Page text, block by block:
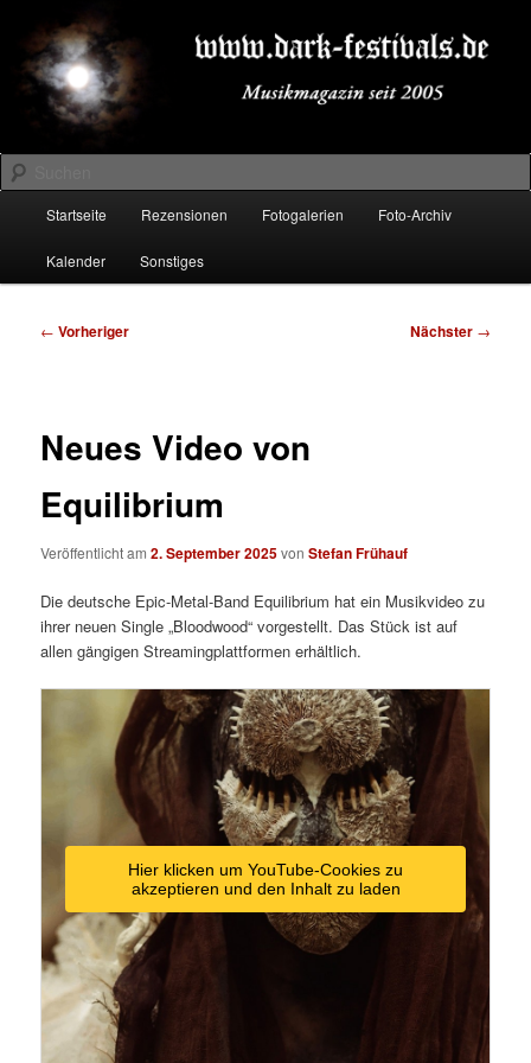
primären
Inhalt
springenDARK-FESTIVALS.DE
Suchen
Startseite Rezensionen Fotogalerien Foto-Archiv
Kalender Sonstiges
Beitragsnavigation
← Vorheriger Nächster →
Neues Video von
Equilibrium
Veröffentlicht am2. September 2025vonStefan Frühauf
Die deutsche Epic-Metal-Band Equilibrium hat ein Musikvideo zu
ihrer neuen Single „Bloodwood“ vorgestellt. Das Stück ist auf
allen gängigen Streamingplattformen erhältlich.
Hier klicken um YouTube-Cookies zu
akzeptieren und den Inhalt zu laden